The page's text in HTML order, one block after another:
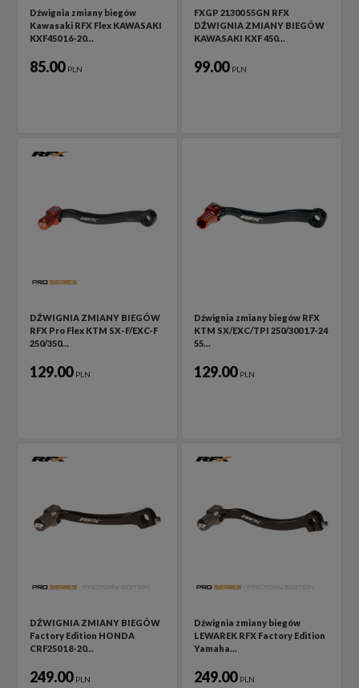
Dźwignia zmiany biegów
Kawasaki RFX Flex KAWASAKI
KXF450 16-20…
85.00 PLN
FXGP 21300 55GN RFX
DŹWIGNIA ZMIANY BIEGÓW
KAWASAKI KXF 450…
99.00 PLN
DŹWIGNIA ZMIANY BIEGÓW
RFX Pro Flex KTM SX-F/EXC-F
250/350…
129.00 PLN
Dźwignia zmiany biegów RFX
KTM SX/EXC/TPI 250/300 17-24
55…
129.00 PLN
DŹWIGNIA ZMIANY BIEGÓW
Factory Edition HONDA
CRF250 18-20…
249.00 PLN
Dźwignia zmiany biegów
LEWAREK RFX Factory Edition
Yamaha…
249.00 PLN